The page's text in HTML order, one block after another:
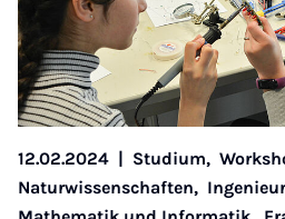
12.02.2024 | Studium,
Naturwissenschaften,